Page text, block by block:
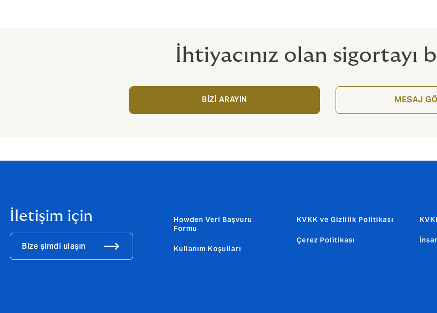
İhtiyacınız olan sigortayı
BİZİ ARAYIN MESAJ
İletişim için
Bize şimdi ulaşın
Howden Veri Başvuru
Formu
Kullanım Koşulları
KVKK ve Gizlilik Politikası
Çerez Politikası